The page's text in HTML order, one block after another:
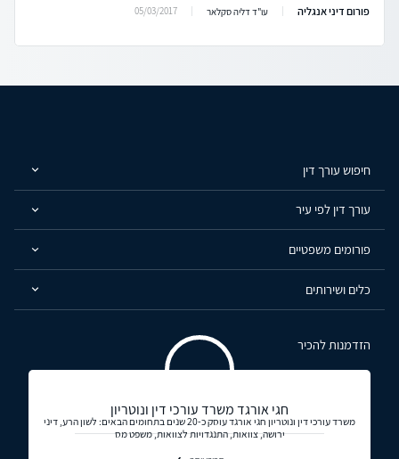
פורום דיני אנגליה עו"ד דליה סקלאר 05/03/2017
חיפוש עורך דין
עורך דין לפי עיר
פורומים משפטיים
כלים ושירותים
הזדמנות להכיר
חגי אורגד משרד עורכי דין ונוטריון
משרד עורכי דין ונוטריון חגי אורגד עוסק כ-20 שנים בתחומים הבאים: לשון הרע, דיני
ירושה, צוואות, התנגדויות לצוואות, משפט מס